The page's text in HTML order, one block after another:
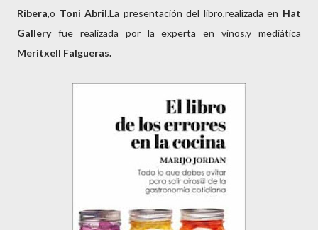
Ribera,o Toni Abril.La presentación del libro,realizada en Hat
Galleryfue realizada por la experta en vinos,y mediática
Meritxell Falgueras.